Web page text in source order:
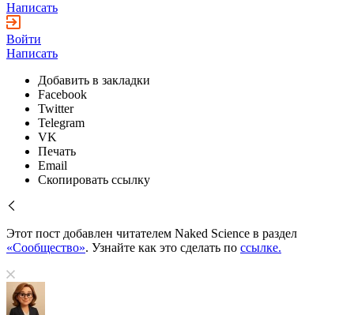
Написать
Войти
Написать
Добавить в закладки
Facebook
Twitter
Telegram
VK
Печать
Email
Скопировать ссылку
Этот пост добавлен читателем Naked Science в раздел
«Сообщество». Узнайте как это сделать по ссылке.